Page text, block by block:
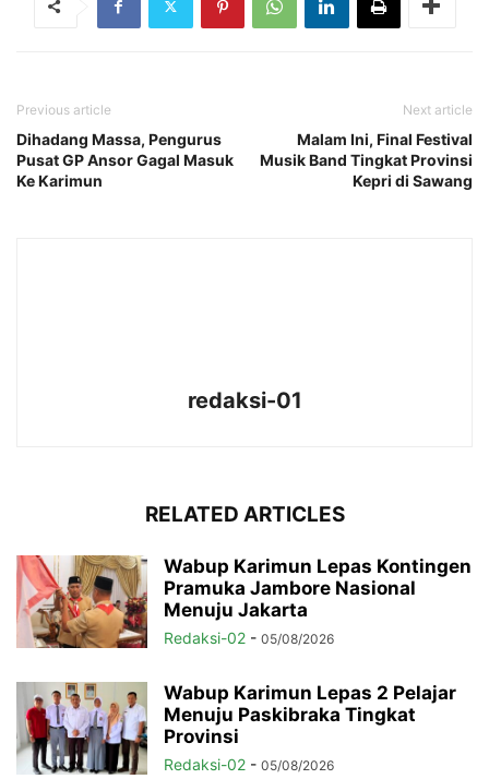
Previous article
Dihadang Massa, Pengurus
Pusat GP Ansor Gagal Masuk
Ke Karimun
Next article
Malam Ini, Final Festival
Musik Band Tingkat Provinsi
Kepri di Sawang
redaksi-01
RELATED ARTICLES
Wabup Karimun Lepas Kontingen
Pramuka Jambore Nasional
Menuju Jakarta
Redaksi-02 - 05/08/2026
Wabup Karimun Lepas 2 Pelajar
Menuju Paskibraka Tingkat
Provinsi
Redaksi-02 - 05/08/2026